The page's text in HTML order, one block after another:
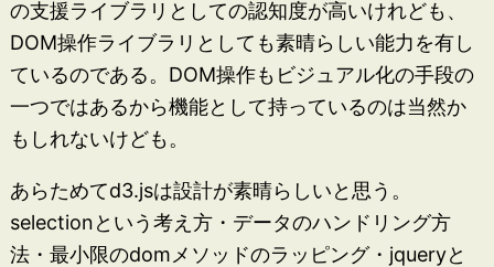
の支援ライブラリとしての認知度が高いけれども、
DOM操作ライブラリとしても素晴らしい能力を有し
ているのである。DOM操作もビジュアル化の手段の
一つではあるから機能として持っているのは当然か
もしれないけども。
あらためてd3.jsは設計が素晴らしいと思う。
selectionという考え方・データのハンドリング方
法・最小限のdomメソッドのラッピング・jqueryと